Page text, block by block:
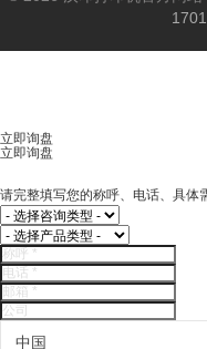
立即询盘
立即询盘
请完整填写您的称呼、电话、具体
中国